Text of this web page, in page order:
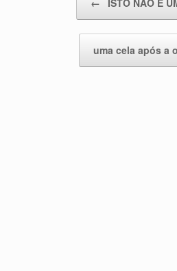
← ISTO NÃO É
uma cela após a